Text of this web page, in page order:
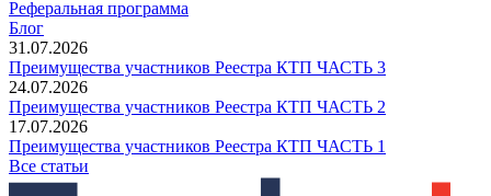
Реферальная программа
Блог
31.07.2026
Преимущества участников Реестра КТП ЧАСТЬ 3
24.07.2026
Преимущества участников Реестра КТП ЧАСТЬ 2
17.07.2026
Преимущества участников Реестра КТП ЧАСТЬ 1
Все статьи